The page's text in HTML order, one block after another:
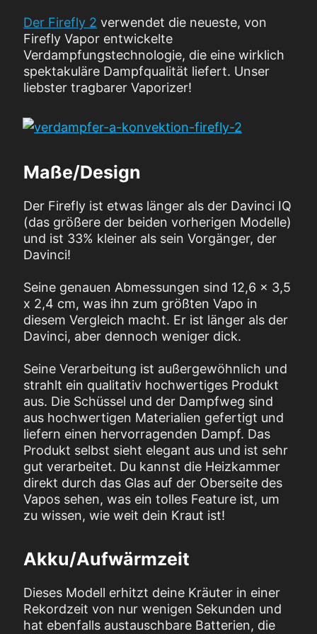
Der Firefly 2 verwendet die neueste, von
Firefly Vapor entwickelte
Verdampfungstechnologie, die eine wirklich
spektakuläre Dampfqualität liefert. Unser
liebster tragbarer Vaporizer!
Maße/Design
Der Firefly ist etwas länger als der Davinci IQ
(das größere der beiden vorherigen Modelle)
und ist 33% kleiner als sein Vorgänger, der
Davinci!
Seine genauen Abmessungen sind 12,6 x 3,5
x 2,4 cm, was ihn zum größten Vapo in
diesem Vergleich macht. Er ist länger als der
Davinci, aber dennoch weniger dick.
Seine Verarbeitung ist außergewöhnlich und
strahlt ein qualitativ hochwertiges Produkt
aus. Die Schüssel und der Dampfweg sind
aus hochwertigen Materialien gefertigt und
liefern einen hervorragenden Dampf. Das
Produkt selbst sieht elegant aus und ist sehr
gut verarbeitet. Du kannst die Heizkammer
direkt durch das Glas auf der Oberseite des
Vapos sehen, was ein tolles Feature ist, um
zu wissen, wie weit dein Kraut ist!
Akku/Aufwärmzeit
Dieses Modell erhitzt deine Kräuter in einer
Rekordzeit von nur wenigen Sekunden und
hat ebenfalls austauschbare Batterien, die